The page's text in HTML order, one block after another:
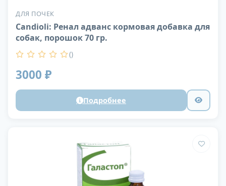
ДЛЯ ПОЧЕК
Candioli: Ренал адванс кормовая добавка для
собак, порошок 70 гр.
()
3000 ₽
Подробнее